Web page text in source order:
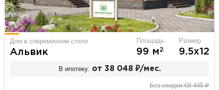
Дом в современном стиле
Альвик
Площадь
99 м2
Размер
9.5х12
В ипотеку: от 38 048 ₽/мес.
Без скидки 68 445 ₽